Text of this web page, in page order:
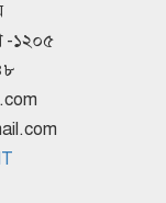
সুযোগ
আবহাওয়া অধিদপ্তর
-১২০৫